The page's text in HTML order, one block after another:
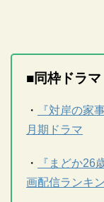
■同枠ドラマ
・
『対岸の家
月期ドラマ
・
『まどか26
画配信ランキ